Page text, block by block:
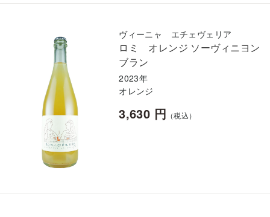
ヴィーニャ エチェヴェリア
ロミ オレンジ ソーヴィニヨン
ブラン
2023年
オレンジ
3,630 円 （税込）